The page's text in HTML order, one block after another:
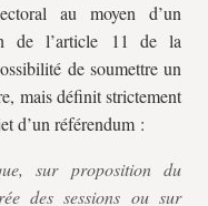
au moyen d’un
de l’article 11 de la
de soumettre un
mais définit strictement
d’un référendum :
sur proposition du
des sessions ou sur